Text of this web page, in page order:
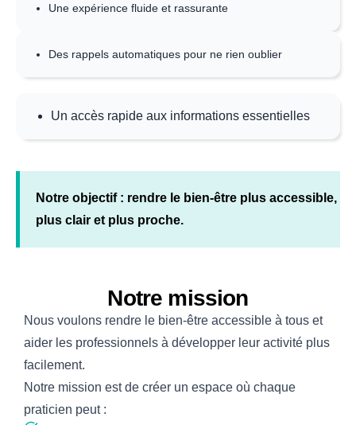
Une expérience fluide et rassurante
Des rappels automatiques pour ne rien oublier
Un accès rapide aux informations essentielles
Notre objectif : rendre le bien‑être plus accessible,
plus clair et plus proche.
Notre mission
Nous voulons rendre le bien‑être accessible à tous et
aider les professionnels à développer leur activité plus
facilement.
Notre mission est de créer un espace où chaque
praticien peut :